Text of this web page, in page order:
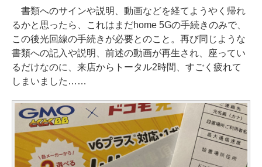
書類へのサインや説明、動画などを経てようやく帰れ
るかと思ったら、これはまだhome 5Gの手続きのみで、
この後光回線の手続きが必要とのこと。再び同じような
書類への記入や説明、前述の動画が再生され、座ってい
るだけなのに、来店からトータル2時間、すごく疲れて
しまいました……